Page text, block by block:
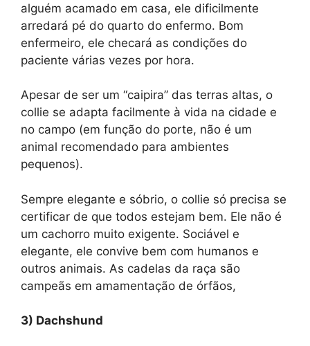
alguém acamado em casa, ele dificilmente
arredará pé do quarto do enfermo. Bom
enfermeiro, ele checará as condições do
paciente várias vezes por hora.
Apesar de ser um “caipira” das terras altas, o
collie se adapta facilmente à vida na cidade e
no campo (em função do porte, não é um
animal recomendado para ambientes
pequenos).
Sempre elegante e sóbrio, o collie só precisa se
certificar de que todos estejam bem. Ele não é
um cachorro muito exigente. Sociável e
elegante, ele convive bem com humanos e
outros animais. As cadelas da raça são
campeãs em amamentação de órfãos,
3) Dachshund